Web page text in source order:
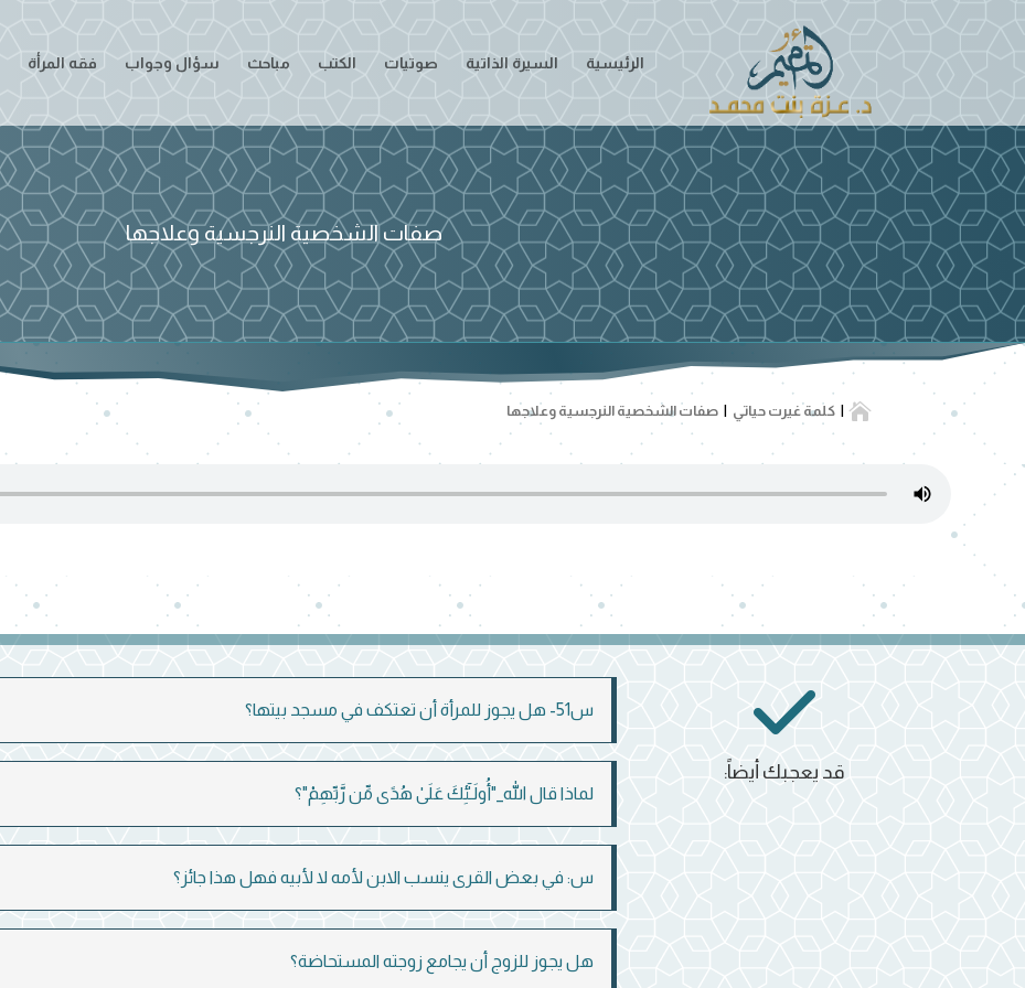
الرئيسية السيرة الذاتية صوتيات الكتب مباحث سؤال وجواب فقه المرأة
صفات الشخصية النرجسية وعلاجها
 كلمة غيرت حياتي صفات الشخصية النرجسية وعلاجها
س51- هل يجوز للمرأة أن تعتكف في مسجد بيتها؟
لماذا قال الله_"أُولَـٰٓئِكَ عَلَىٰ هُدًى مِّن رَّبِّهِمْ"؟
س: في بعض القرى ينسب الابن لأمه لا لأبيه فهل هذا جائز؟
هل يجوز للزوج أن يجامع زوجته المستحاضة؟
قد يعجبك أيضاً: